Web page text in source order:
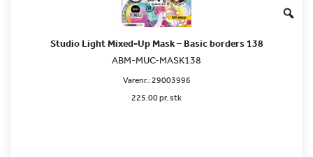
Studio Light Mixed-Up Mask – Basic borders 138
ABM-MUC-MASK138
Varenr.:29003996
225.00 pr. stk